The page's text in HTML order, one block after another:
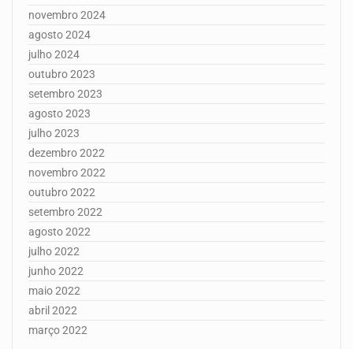
novembro 2024
agosto 2024
julho 2024
outubro 2023
setembro 2023
agosto 2023
julho 2023
dezembro 2022
novembro 2022
outubro 2022
setembro 2022
agosto 2022
julho 2022
junho 2022
maio 2022
abril 2022
março 2022